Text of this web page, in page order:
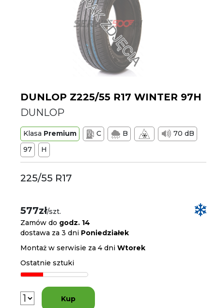
DUNLOP Z225/55 R17 WINTER 97H
DUNLOP
Klasa Premium C B
70 dB
97
H
225/55 R17
577zł/szt.
Zamów do godz. 14
dostawa za 3 dni Poniedziałek
Montaż w serwisie za 4 dniWtorek
Ostatnie sztuki
Kup